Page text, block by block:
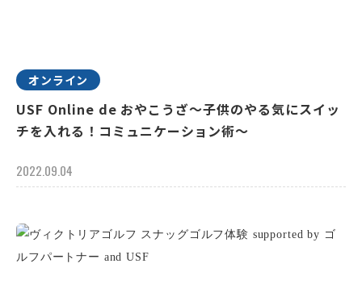
オンライン
USF Online de おやこうざ～子供のやる気にスイッ
チを入れる！コミュニケーション術～
2022.09.04